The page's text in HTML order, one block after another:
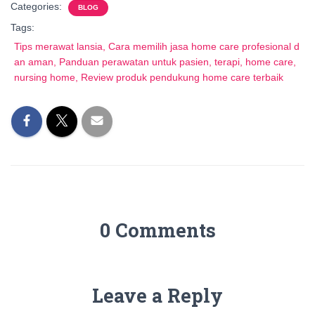
Categories: BLOG
Tags:
Tips merawat lansia, Cara memilih jasa home care profesional d
an aman, Panduan perawatan untuk pasien, terapi, home care,
nursing home, Review produk pendukung home care terbaik
0 Comments
Leave a Reply